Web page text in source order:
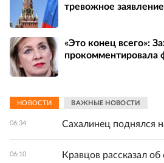
тревожное
«Это конец всего»:
прокомментировала
НОВОСТИ ВАЖНЫЕ НОВОСТИ
06:34 Сахалинец поднялся
06:10
Кравцов рассказал